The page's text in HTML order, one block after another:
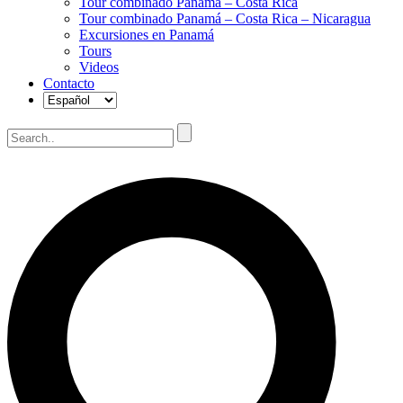
Tour combinado Panamá – Costa Rica – Nicaragua
Excursiones en Panamá
Tours
Videos
Contacto